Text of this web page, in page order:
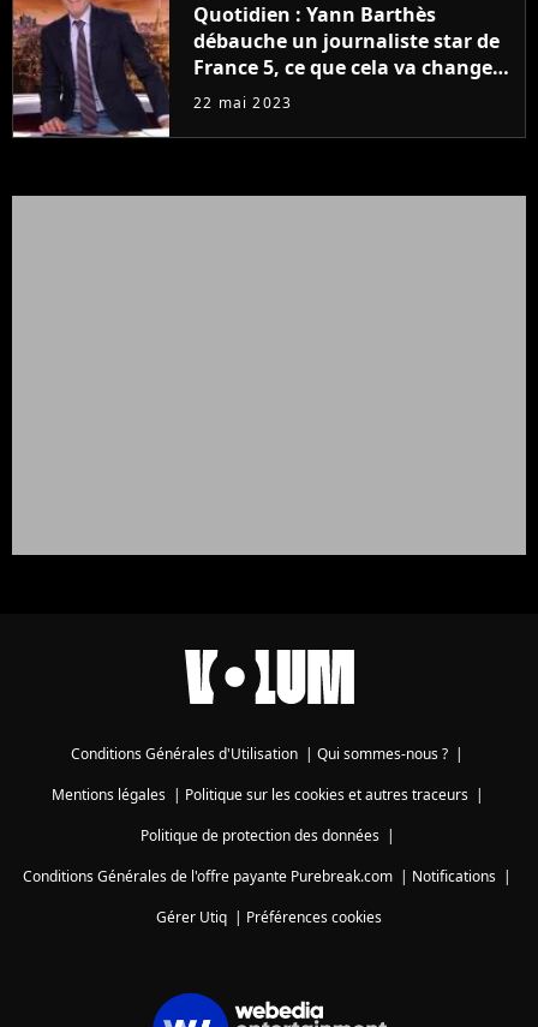
Quotidien : Yann Barthès
débauche un journaliste star de
France 5, ce que cela va changer
à la rentrée
22 mai 2023
Conditions Générales d'Utilisation | Qui sommes-nous ? |
Mentions légales| Politique sur les cookies et autres traceurs|
Politique de protection des données|
Conditions Générales de l'offre payante Purebreak.com | Notifications |
Gérer Utiq | Préférences cookies